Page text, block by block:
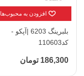
افزودن به محبوب‌ها
بلبرینگ 6203 |آپکو -
کد110603
186,300 تومان